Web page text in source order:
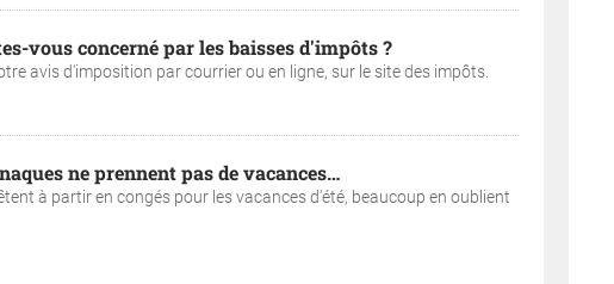
vous concerné par les baisses d'impôts ?
avis d'imposition par courrier ou en ligne, sur le site des impôts.
ne prennent pas de vacances…
à partir en congés pour les vacances d'été, beaucoup en oublient